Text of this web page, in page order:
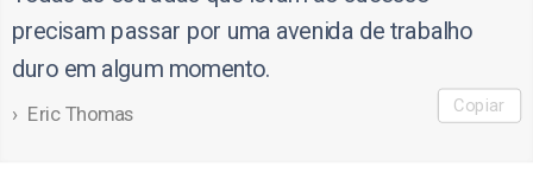
precisam passar por uma avenida de trabalho
duro em algum momento.
Eric Thomas Copiar